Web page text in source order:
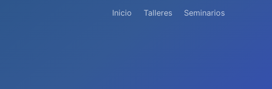
Inicio Talleres Seminarios